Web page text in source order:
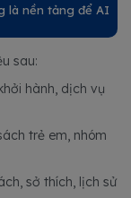
là nền tảng để AI
sau:
hành, dịch vụ
trẻ em, nhóm
sở thích, lịch sử